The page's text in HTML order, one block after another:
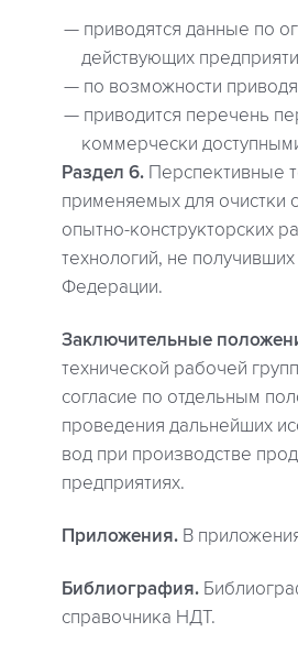
приводятся данные по
действующих
по возможности
приводится перечень
коммерчески
Раздел 6. Перспективные
применяемых для очистки
опытно-конструкторских
технологий, не
Федерации.
Заключительные
технической рабочей
согласие по отдельным
проведения дальнейших
вод при производстве
предприятиях.
Приложения. В
Библиография.
справочника НДТ.